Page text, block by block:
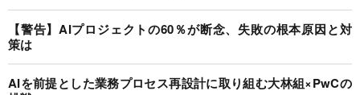
【警告】AIプロジェクトの60％が断念、失敗の根本原因と対
策は
AIを前提とした業務プロセス再設計に取り組む大林組×PwCの